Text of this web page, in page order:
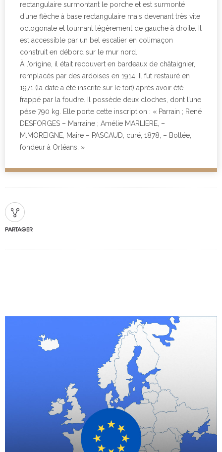
rectangulaire surmontant le porche et est surmonté
d’une flèche à base rectangulaire mais devenant très vite
octogonale et tournant légèrement de gauche à droite. Il
est accessible par un bel escalier en colimaçon
construit en débord sur le mur nord.
À l’origine, il était recouvert en bardeaux de châtaignier,
remplacés par des ardoises en 1914. Il fut restauré en
1971 (la date a été inscrite sur le toit) après avoir été
frappé par la foudre. Il possède deux cloches, dont l’une
pèse 790 kg. Elle porte cette inscription : « Parrain ; René
DESFORGES – Marraine ; Amélie MARLIERE, –
M.MOREIGNE, Maire – PASCAUD, curé, 1878, – Bollée,
fondeur à Orléans. »
PARTAGER